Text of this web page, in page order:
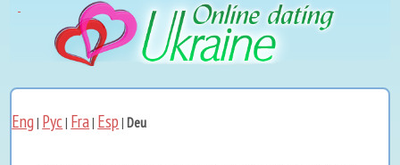
Eng | Рус| Fra| Esp |Deu